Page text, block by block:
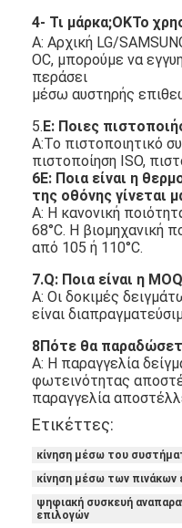
4- Τι μάρκα;ΟΚΤο
Α: Αρχική LG/
OC, μπορούμε να
περάσει
μέσω αυστηρής
5. Ε: Ποιες
Α:Το πιστοποιητικό
πιστοποίηση ISO,
6Ε: Ποια είναι η
της οθόνης γίνεται
Α: Η κανονική
68°C. Η βιομηχανική
από 105 ή 110°C.
7.Q: Ποια είναι η
Α: Οι δοκιμές
είναι
8Πότε θα
Α: Η παραγγελία
φωτεινότητας
παραγγελία
Ετικέττες:
κίνηση μέσω του
κίνηση μέσω των πινάκων
ψηφιακή συσκευή
επιλογών